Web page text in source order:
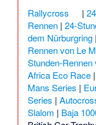
Rallycross
|
Rennen| 24-
dem Nürburgring|
Rennen von Le
Stunden-Rennen
Africa Eco Race|
Mans Series |
Series |
Slalom | Baja